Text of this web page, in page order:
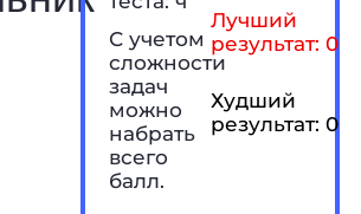
С учетом
сложности
задач
можно
набрать
всего
балл.
Лучший
результат: 0
Худший
результат: 0